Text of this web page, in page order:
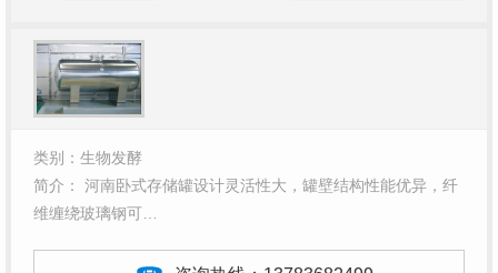
类别：生物发酵
简介： 河南卧式存储罐设计灵活性大，罐壁结构性能优异，纤
维缠绕玻璃钢可…